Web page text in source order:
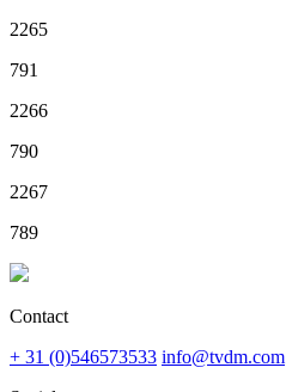
2265
791
2266
790
2267
789
Contact
+ 31 (0)546573533 info@tvdm.com